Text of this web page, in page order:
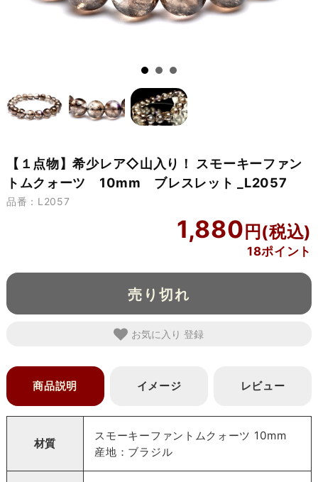
【１点物】希少レア◇山入り！ スモーキーファン
トムクォーツ 10mm ブレスレット _L2057
品番：L2057
1,880
18ポイント
売り切れ
お気に入り
商品説明 イメージ レビュー
材質
スモーキーファントムクォーツ 10mm
産地：ブラジル